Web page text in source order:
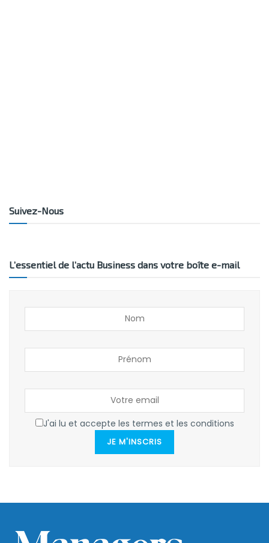
Suivez-Nous
L’essentiel de l’actu Business dans votre boîte e-mail
J'ai lu et accepte les termes et les conditions
JE M'INSCRIS